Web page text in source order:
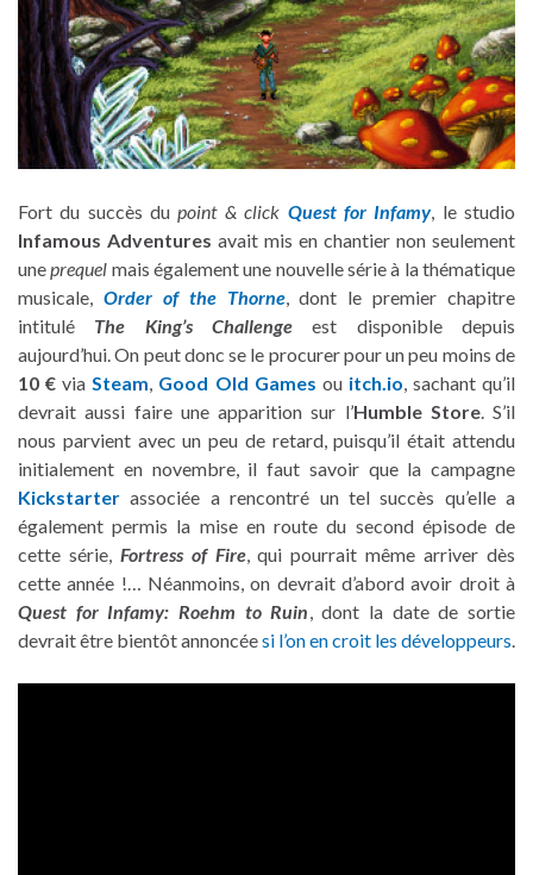
Fort du succès du point & click Quest for Infamy, le studio
Infamous Adventures avait mis en chantier non seulement
une prequel mais également une nouvelle série à la thématique
musicale, Order of the Thorne, dont le premier chapitre
intitulé The King’s Challenge est disponible depuis
aujourd’hui. On peut donc se le procurer pour un peu moins de
10 € via Steam Good Old Games ou itch.io , sachant qu’il
devrait aussi faire une apparition sur l’Humble Store. S’il
nous parvient avec un peu de retard, puisqu’il était attendu
initialement en novembre, il faut savoir que la campagne
Kickstarter associée a rencontré un tel succès qu’elle a
également permis la mise en route du second épisode de
cette série, Fortress of Fire, qui pourrait même arriver dès
cette année !… Néanmoins, on devrait d’abord avoir droit à
Quest for Infamy: Roehm to Ruin , dont la date de sortie
devrait être bientôt annoncéesi l’on en croit les développeurs